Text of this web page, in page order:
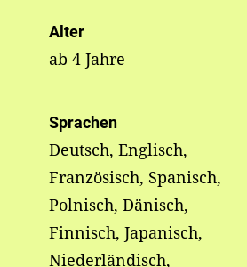
Alter
ab 4 Jahre
Sprachen
Deutsch, Englisch,
Französisch, Spanisch,
Polnisch, Dänisch,
Finnisch, Japanisch,
Niederländisch,